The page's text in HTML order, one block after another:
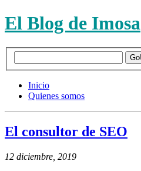
El Blog de Imosa
Inicio
Quienes somos
El consultor de SEO
12 diciembre, 2019